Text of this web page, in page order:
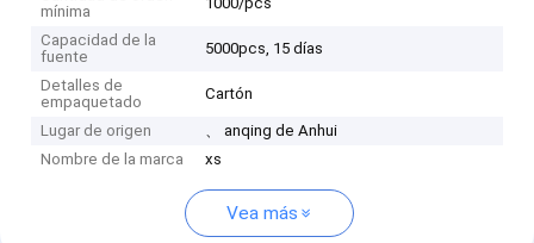
mínima
Capacidad de la
fuente
5000pcs, 15 días
Detalles de
empaquetado
Cartón
Lugar de origen
、 anqing de Anhui
Nombre de la marca
xs
Vea más